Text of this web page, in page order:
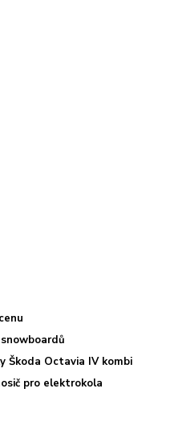
Škoda Octavia IV kombi
pro elektrokola